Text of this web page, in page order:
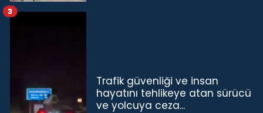
Trafik güvenliği ve insan
hayatını tehlikeye atan sürücü
ve yolcuya ceza...
3